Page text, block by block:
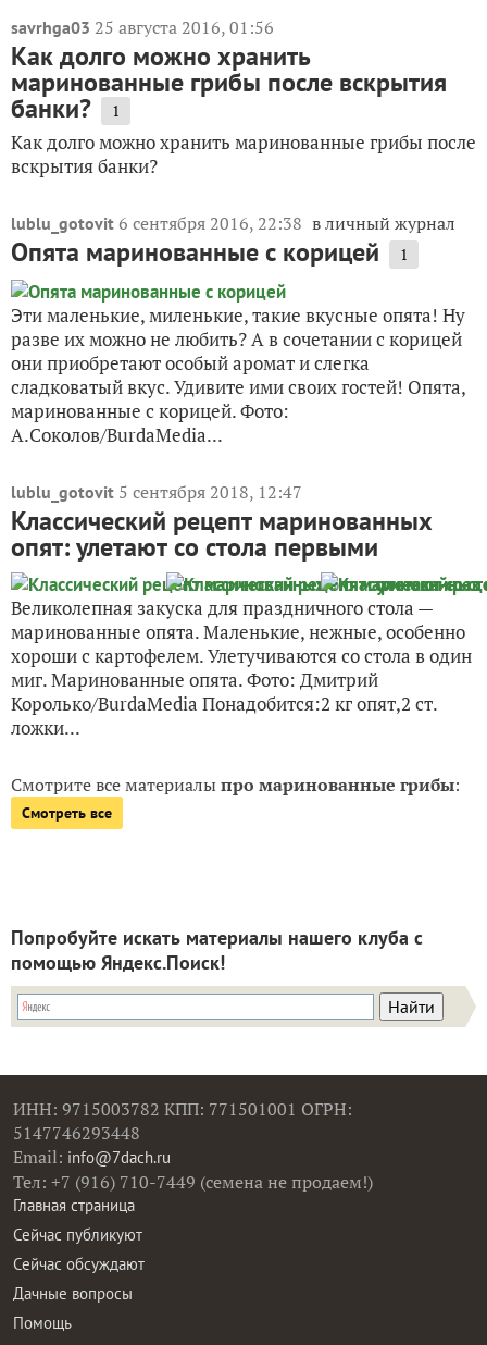
savrhga03 25 августа 2016, 01:56
Как долго можно хранить
маринованные грибы после вскрытия
банки? 1
Как долго можно хранить маринованные грибы после
вскрытия банки?
lublu_gotovit 6 сентября 2016, 22:38 в личный журнал
Опята маринованные с корицей 1
Эти маленькие, миленькие, такие вкусные опята! Ну
разве их можно не любить? А в сочетании с корицей
они приобретают особый аромат и слегка
сладковатый вкус. Удивите ими своих гостей! Опята,
маринованные с корицей. Фото:
А.Соколов/BurdaMedia...
lublu_gotovit 5 сентября 2018, 12:47
Классический рецепт маринованных
опят: улетают со стола первыми
Великолепная закуска для праздничного стола —
маринованные опята. Маленькие, нежные, особенно
хороши с картофелем. Улетучиваются со стола в один
миг. Маринованные опята. Фото: Дмитрий
Королько/BurdaMedia Понадобится:2 кг опят,2 ст.
ложки...
Смотрите все материалыпро маринованные грибы:
Смотреть все
Попробуйте искать материалы нашего клуба с
помощью Яндекс.Поиск!
ИНН: 9715003782 КПП: 771501001 ОГРН:
5147746293448
Email: info@7dach.ru
Тел: +7 (916) 710-7449 (семена не продаем!)
Главная страница
Сейчас публикуют
Сейчас обсуждают
Дачные вопросы
Помощь